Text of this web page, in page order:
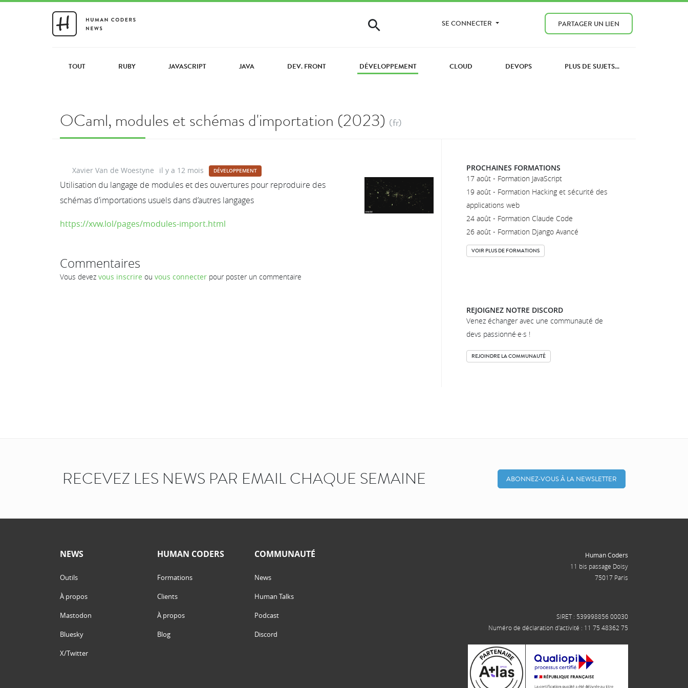
SE CONNECTER PARTAGER UN LIEN
TOUT RUBY JAVASCRIPT JAVA DEV. FRONT DÉVELOPPEMENT CLOUD DEVOPS PLUS DE SUJETS...
OCaml, modules et schémas d'importation (2023) (fr)
Xavier Van de Woestyne il y a 12 mois DÉVELOPPEMENT
Utilisation du langage de modules et des ouvertures pour reproduire des
schémas d’importations usuels dans d’autres langages
https://xvw.lol/pages/modules-import.html
Commentaires
Vous devez vous inscrire ou vous connecter pour poster un commentaire
PROCHAINES FORMATIONS
17 août - Formation JavaScript
19 août - Formation Hacking et sécurité des
applications web
24 août - Formation Claude Code
26 août - Formation Django Avancé
VOIR PLUS DE FORMATIONS
REJOIGNEZ NOTRE DISCORD
Venez échanger avec une communauté de
devs passionné·e·s !
REJOINDRE LA COMMUNAUTÉ
RECEVEZ LES NEWS PAR EMAIL CHAQUE SEMAINE ABONNEZ-VOUS À LA NEWSLETTER
NEWS
Outils
À propos
Mastodon
Bluesky
X/Twitter
HUMAN CODERS
Formations
Clients
À propos
Blog
COMMUNAUTÉ
News
Human Talks
Podcast
Discord
Human Coders
11 bis passage Doisy
75017 Paris
SIRET : 539998856 00030
Numéro de déclaration d'activité : 11 75 48362 75